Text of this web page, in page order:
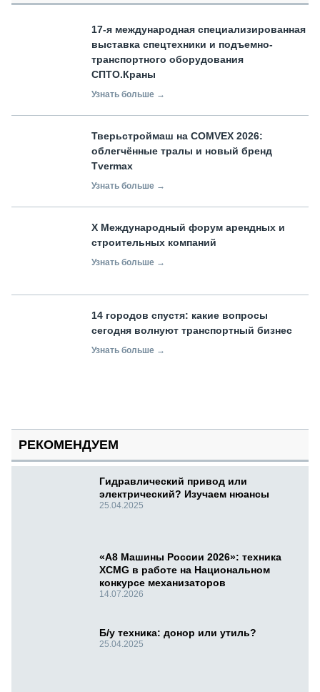
17-я международная специализированная
выставка спецтехники и подъемно-
транспортного оборудования
СПТО.Краны
Узнать больше →
Тверьстроймаш на COMVEX 2026:
облегчённые тралы и новый бренд
Tvermax
Узнать больше →
X Международный форум арендных и
строительных компаний
Узнать больше →
14 городов спустя: какие вопросы
сегодня волнуют транспортный бизнес
Узнать больше →
РЕКОМЕНДУЕМ
Гидравлический привод или
электрический? Изучаем нюансы
25.04.2025
«А8 Машины России 2026»: техника
XCMG в работе на Национальном
конкурсе механизаторов
14.07.2026
Б/у техника: донор или утиль?
25.04.2025